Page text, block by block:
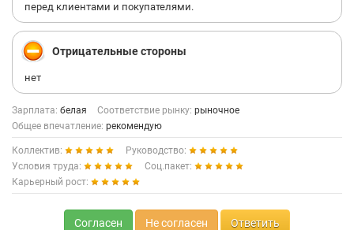
перед клиентами и покупателями.
Отрицательные стороны
нет
Зарплата: белая Соответствие рынку: рыночное
Общее впечатление: рекомендую
Коллектив:
Руководство:
Условия труда:
Соц.пакет:
Карьерный рост:
Согласен Не согласен Ответить